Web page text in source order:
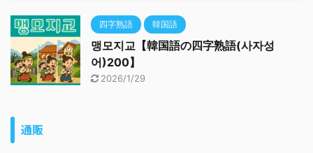
四字熟語 韓国語
맹모지교【韓国語の四字熟語(사자성
어)200】
2026/1/29
通販